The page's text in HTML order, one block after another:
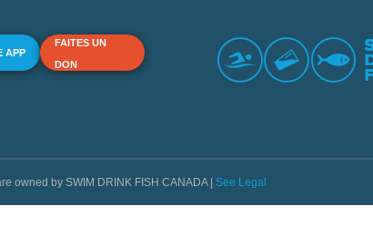
APP
FAITES UN
DON
owned by SWIM DRINK FISH CANADA | See Legal